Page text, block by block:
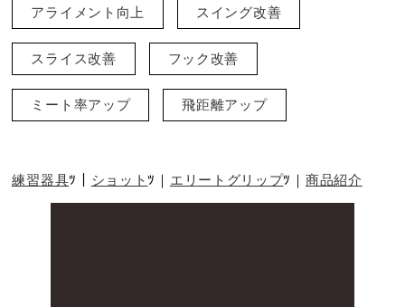
アライメント向上 スイング改善
スライス改善 フック改善
ミート率アップ 飛距離アップ
練習器具 ショット エリートグリップ 商品紹介